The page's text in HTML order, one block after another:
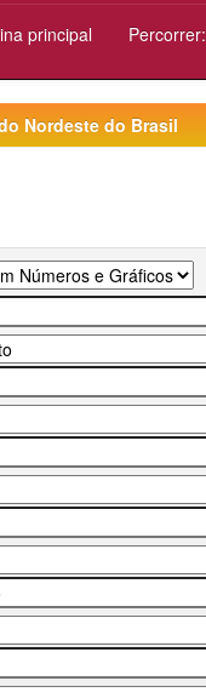
principal Percorrer:
Nordeste do Brasil